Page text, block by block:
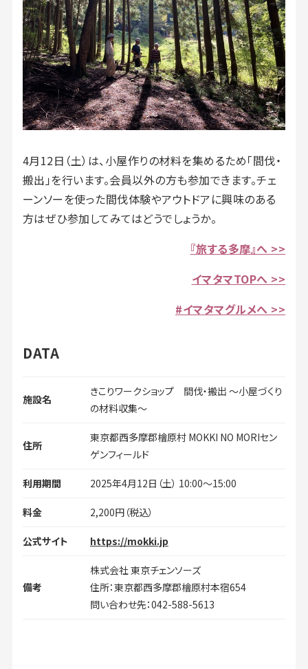
4月12日（土）は、小屋作りの材料を集めるため「間伐・
搬出」を行います。会員以外の方も参加できます。チェ
ーンソーを使った間伐体験やアウトドアに興味のある
方はぜひ参加してみてはどうでしょうか。
『旅する多摩』へ >>
イマタマTOPへ >>
#イマタマグルメへ >>
DATA
施設名
きこりワークショップ 間伐・搬出 ～小屋づくり
の材料収集～
住所
東京都西多摩郡檜原村 MOKKI NO MORIセン
ゲンフィールド
利用期間 2025年4月12日（土） 10:00～15:00
料金 2,200円（税込）
公式サイト https://mokki.jp
備考
株式会社 東京チェンソーズ
住所：東京都西多摩郡檜原村本宿654
問い合わせ先：042-588-5613